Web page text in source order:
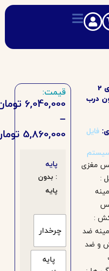
ضد
قیمت:
6,040,000 تومان
5,860,000 تومان
: بدون
چرخدار